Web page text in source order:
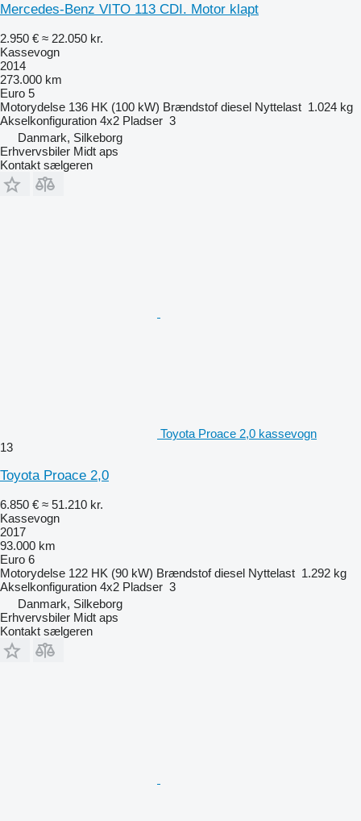
Mercedes-Benz VITO 113 CDI. Motor klapt
2.950 € ≈ 22.050 kr.
Kassevogn
2014
273.000 km
Euro 5
Motorydelse 136 HK (100 kW) Brændstof diesel Nyttelast 1.024 kg
Akselkonfiguration 4x2 Pladser 3
Danmark, Silkeborg
Erhvervsbiler Midt aps
Kontakt sælgeren
Toyota Proace 2,0 kassevogn
13
Toyota Proace 2,0
6.850 € ≈ 51.210 kr.
Kassevogn
2017
93.000 km
Euro 6
Motorydelse 122 HK (90 kW) Brændstof diesel Nyttelast 1.292 kg
Akselkonfiguration 4x2 Pladser 3
Danmark, Silkeborg
Erhvervsbiler Midt aps
Kontakt sælgeren